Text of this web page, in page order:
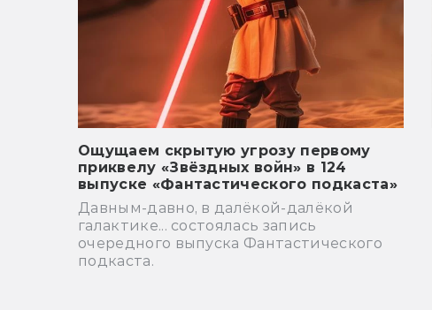
Ощущаем скрытую угрозу первому
приквелу «Звёздных войн» в 124
выпуске «Фантастического подкаста»
Давным-давно, в далёкой-далёкой
галактике... состоялась запись
очередного выпуска Фантастического
подкаста.